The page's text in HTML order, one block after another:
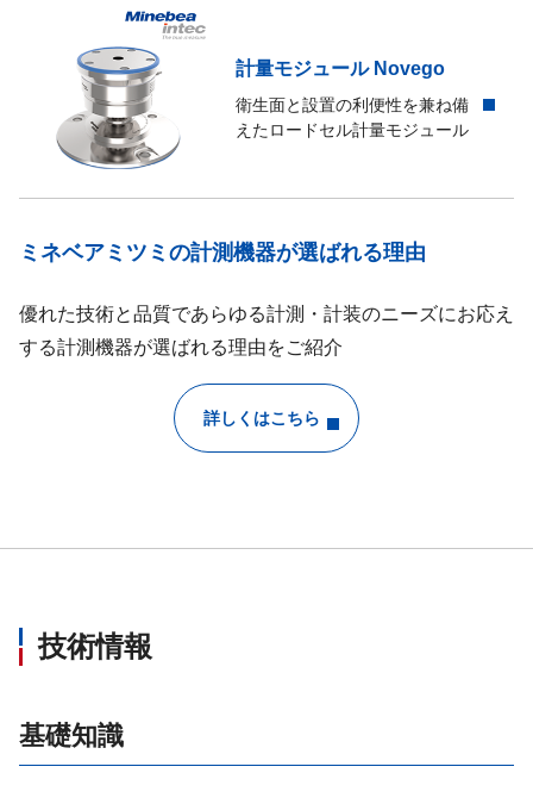
計量モジュール Novego
衛生面と設置の利便性を兼ね備
えたロードセル計量モジュール
ミネベアミツミの計測機器が選ばれる理由
優れた技術と品質であらゆる計測・計装のニーズにお応え
する計測機器が選ばれる理由をご紹介
詳しくはこちら
技術情報
基礎知識